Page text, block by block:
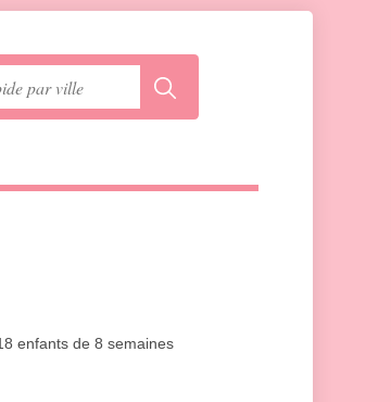
enfants de 8 semaines